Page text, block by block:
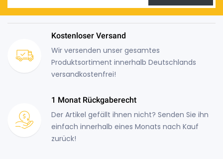
Kostenloser Versand
Wir versenden unser gesamtes
Produktsortiment innerhalb Deutschlands
versandkostenfrei!
1 Monat Rückgaberecht
Der Artikel gefällt ihnen nicht? Senden Sie ihn
einfach innerhalb eines Monats nach Kauf
zurück!